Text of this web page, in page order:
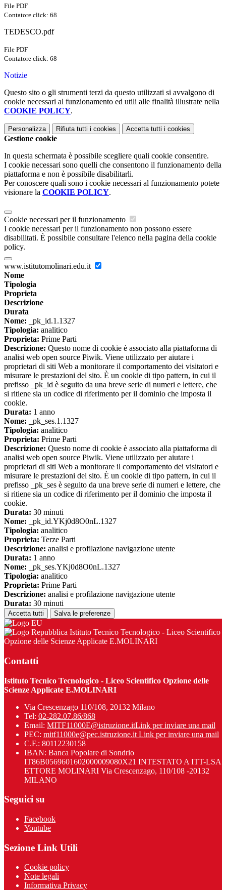
File PDF
Contatore click: 68
TEDESCO.pdf
File PDF
Contatore click: 68
Notizie
Questo sito o gli strumenti terzi da questo utilizzati si avvalgono di
cookie necessari al funzionamento ed utili alle finalità illustrate nella
COOKIE POLICY.
Personalizza Rifiuta tutti i cookies Accetta tutti i cookies
Gestione cookie
In questa schermata è possibile scegliere quali cookie consentire.
I cookie necessari sono quelli che consentono il funzionamento della
piattaforma e non è possibile disabilitarli.
Per conoscere quali sono i cookie necessari al funzionamento potete
visionare la COOKIE POLICY.
Cookie necessari per il funzionamento
I cookie necessari per il funzionamento non possono essere
disabilitati. È possibile consultare l'elenco nella pagina della cookie
policy.
www.istitutomolinari.edu.it
Nome
Tipologia
Proprieta
Descrizione
Durata
Nome: _pk_id.1.1327
Tipologia: analitico
Proprieta: Prime Parti
Descrizione: Questo nome di cookie è associato alla piattaforma di
analisi web open source Piwik. Viene utilizzato per aiutare i
proprietari di siti Web a monitorare il comportamento dei visitatori e
misurare le prestazioni del sito. È un cookie di tipo pattern, in cui il
prefisso _pk_id è seguito da una breve serie di numeri e lettere, che
si ritiene sia un codice di riferimento per il dominio che imposta il
cookie.
Durata: 1 anno
Nome: _pk_ses.1.1327
Tipologia: analitico
Proprieta: Prime Parti
Descrizione: Questo nome di cookie è associato alla piattaforma di
analisi web open source Piwik. Viene utilizzato per aiutare i
proprietari di siti Web a monitorare il comportamento dei visitatori e
misurare le prestazioni del sito. È un cookie di tipo pattern, in cui il
prefisso _pk_ses è seguito da una breve serie di numeri e lettere, che
si ritiene sia un codice di riferimento per il dominio che imposta il
cookie.
Durata: 30 minuti
Nome: _pk_id.YKj0d8O0nL.1327
Tipologia: analitico
Proprieta: Terze Parti
Descrizione: analisi e profilazione navigazione utente
Durata: 1 anno
Nome: _pk_ses.YKj0d8O0nL.1327
Tipologia: analitico
Proprieta: Prime Parti
Descrizione: analisi e profilazione navigazione utente
Durata: 30 minuti
Accetta tutti Salva le preferenze
Istituto Tecnico Tecnologico - Liceo Scientifico
Opzione delle Scienze Applicate E.MOLINARI
Contatti
Istituto Tecnico Tecnologico - Liceo Scientifico Opzione delle
Scienze Applicate E.MOLINARI
Via Crescenzago 110/108, 20132 Milano
Tel: 02-282.07.86/868
Email: MITF11000E@istruzione.itLink per inviare una mail
PEC: mitf11000e@pec.istruzione.it Link per inviare una mail
C.F.: 80112230158
IBAN: Banca Popolare di Sondrio
IT86B0569601602000009080X21 INTESTATO A ITT-LSA
ETTORE MOLINARI Via Crescenzago, 110/108 -20132
MILANO
Seguici su
Facebook
Youtube
Sezione Link Utili
Cookie policy
Note legali
Informativa Privacy